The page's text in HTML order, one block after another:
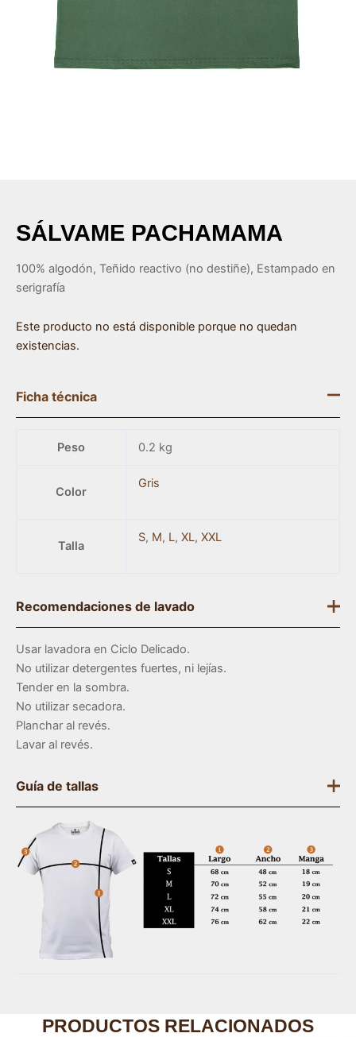
SÁLVAME PACHAMAMA
100% algodón, Teñido reactivo (no destiñe), Estampado en
serigrafía
Este producto no está disponible porque no quedan
existencias.
Ficha técnica
Peso 0.2 kg
Color
Gris
Talla
S, M, L, XL, XXL
Recomendaciones de lavado
Usar lavadora en Ciclo Delicado.
No utilizar detergentes fuertes, ni lejías.
Tender en la sombra.
No utilizar secadora.
Planchar al revés.
Lavar al revés.
Guía de tallas
PRODUCTOS RELACIONADOS